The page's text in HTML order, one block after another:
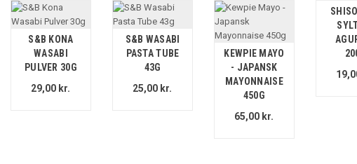
S&B KONA
WASABI
PULVER 30G
29,00 kr.
S&B WASABI
PASTA TUBE
43G
25,00 kr.
KEWPIE MAYO
- JAPANSK
MAYONNAISE
450G
65,00 kr.